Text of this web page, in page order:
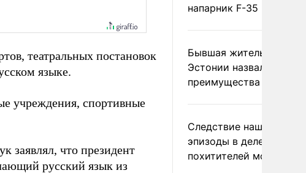
театральных постановок
языке.
учреждения, спортивные
заявлял, что президент
русский язык из
напарник F-35
Бывшая жительница
Эстонии назвала
преимущества России
Следствие нашло
эпизоды в деле
похитителей москвичек